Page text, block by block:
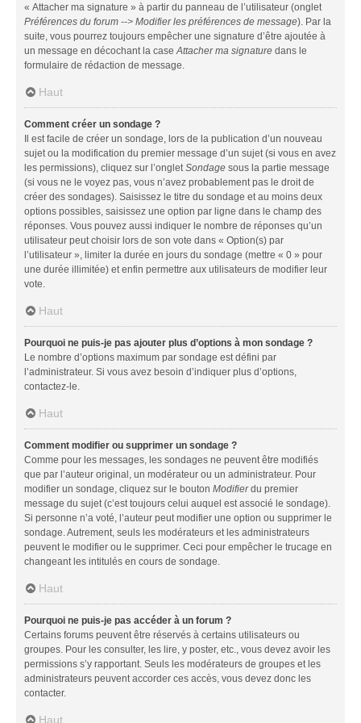
« Attacher ma signature » à partir du panneau de l’utilisateur (onglet
Préférences du forum --> Modifier les préférences de message). Par la
suite, vous pourrez toujours empêcher une signature d’être ajoutée à
un message en décochant la caseAttacher ma signature dans le
formulaire de rédaction de message.
Haut
Comment créer un sondage ?
Il est facile de créer un sondage, lors de la publication d’un nouveau
sujet ou la modification du premier message d’un sujet (si vous en avez
les permissions), cliquez sur l’ongletSondage sous la partie message
(si vous ne le voyez pas, vous n’avez probablement pas le droit de
créer des sondages). Saisissez le titre du sondage et au moins deux
options possibles, saisissez une option par ligne dans le champ des
réponses. Vous pouvez aussi indiquer le nombre de réponses qu’un
utilisateur peut choisir lors de son vote dans « Option(s) par
l’utilisateur », limiter la durée en jours du sondage (mettre « 0 » pour
une durée illimitée) et enfin permettre aux utilisateurs de modifier leur
vote.
Haut
Pourquoi ne puis-je pas ajouter plus d’options à mon sondage ?
Le nombre d’options maximum par sondage est défini par
l’administrateur. Si vous avez besoin d’indiquer plus d’options,
contactez-le.
Haut
Comment modifier ou supprimer un sondage ?
Comme pour les messages, les sondages ne peuvent être modifiés
que par l’auteur original, un modérateur ou un administrateur. Pour
modifier un sondage, cliquez sur le bouton Modifierdu premier
message du sujet (c’est toujours celui auquel est associé le sondage).
Si personne n’a voté, l’auteur peut modifier une option ou supprimer le
sondage. Autrement, seuls les modérateurs et les administrateurs
peuvent le modifier ou le supprimer. Ceci pour empêcher le trucage en
changeant les intitulés en cours de sondage.
Haut
Pourquoi ne puis-je pas accéder à un forum ?
Certains forums peuvent être réservés à certains utilisateurs ou
groupes. Pour les consulter, les lire, y poster, etc., vous devez avoir les
permissions s’y rapportant. Seuls les modérateurs de groupes et les
administrateurs peuvent accorder ces accès, vous devez donc les
contacter.
Haut